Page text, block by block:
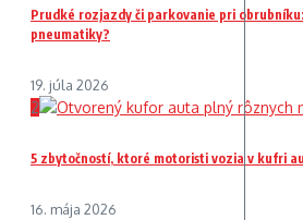
Prudké rozjazdy či parkovanie pri
pneumatiky?
19. júla 2026
2
5 zbytočností, ktoré motoristi vozia v kufri
16. mája 2026